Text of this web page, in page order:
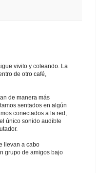
vivito y coleando. La
de otro café,
de manera más
sentados en algún
conectados a la red,
único sonido audible
llevan a cabo
grupo de amigos bajo